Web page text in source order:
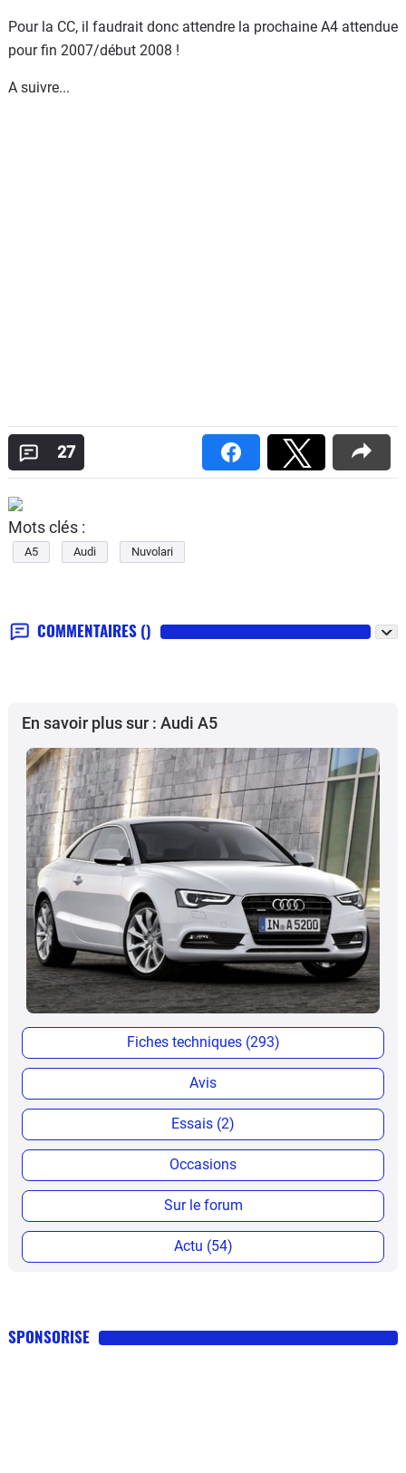
Pour la CC, il faudrait donc attendre la prochaine A4 attendue
pour fin 2007/début 2008 !
A suivre...
27
Mots clés :
A5 Audi Nuvolari
COMMENTAIRES ()
En savoir plus sur : Audi A5
Fiches techniques (293)
Avis
Essais (2)
Occasions
Sur le forum
Actu (54)
SPONSORISE